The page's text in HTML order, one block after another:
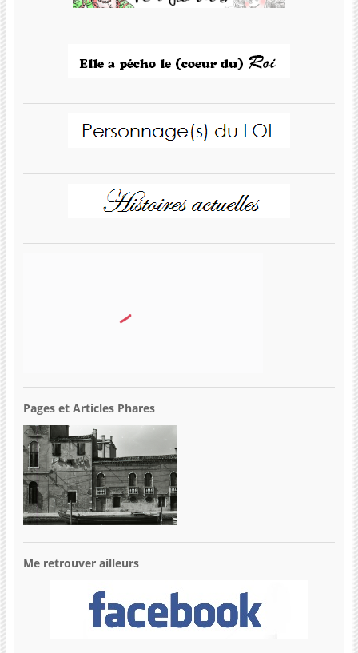
Pages et Articles Phares
Me retrouver ailleurs